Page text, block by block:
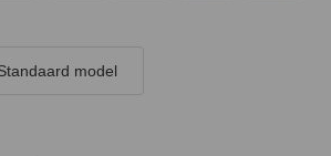
model